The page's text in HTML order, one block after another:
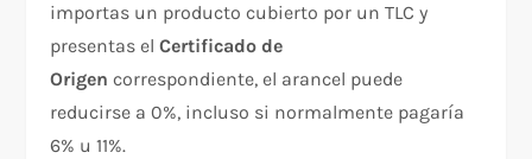
importas un producto cubierto por un TLC y
presentas elCertificado de
Origen correspondiente, el arancel puede
reducirse a 0%, incluso si normalmente pagaría
6% u 11%.